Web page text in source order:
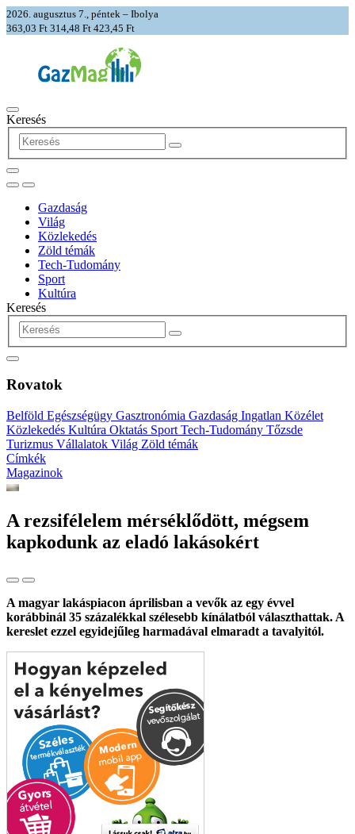
2026. augusztus 7., péntek – Ibolya
363,03 Ft 314,48 Ft 423,45 Ft
Keresés
Gazdaság
Világ
Közlekedés
Zöld témák
Tech-Tudomány
Sport
Kultúra
Keresés
Rovatok
Belföld Egészségügy Gasztronómia Gazdaság Ingatlan Közélet
Közlekedés Kultúra Oktatás Sport Tech-Tudomány Tőzsde
Turizmus Vállalatok Világ Zöld témák
Címkék
Magazinok
A rezsifélelem mérséklődött, mégsem
kapkodunk az eladó lakásokért
A magyar lakáspiacon áprilisban a vevők az egy évvel
korábbinál 35 százalékkal szélesebb kínálatból választhattak. A
kereslet ezzel egyidejűleg harmadával elmaradt a tavalyitól.